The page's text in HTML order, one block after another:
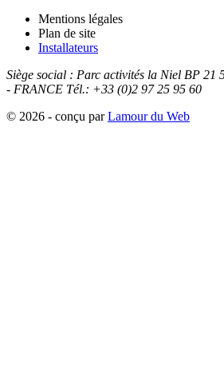
Mentions légales
Plan de site
Installateurs
Siège social : Parc activités la Niel BP 21
- FRANCE Tél.: +33 (0)2 97 25 95 60
© 2026 - conçu parLamour du Web